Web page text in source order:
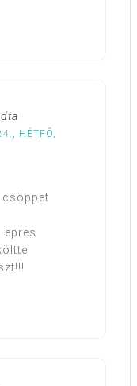
HÉTFŐ,
csöppet
epres